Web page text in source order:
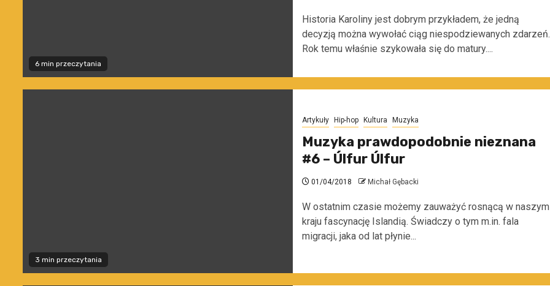
6 min przeczytania
Historia Karoliny jest dobrym przykładem, że jedną
decyzją można wywołać ciąg niespodziewanych zdarzeń.
Rok temu właśnie szykowała się do matury....
3 min przeczytania
Artykuły Hip-hop Kultura Muzyka
Muzyka prawdopodobnie nieznana
#6 – Úlfur Úlfur
01/04/2018 Michał Gębacki
W ostatnim czasie możemy zauważyć rosnącą w naszym
kraju fascynację Islandią. Świadczy o tym m.in. fala
migracji, jaka od lat płynie...